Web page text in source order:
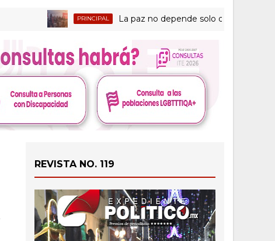
PRINCIPAL La paz no depende solo de las instituciones
REVISTA NO. 119